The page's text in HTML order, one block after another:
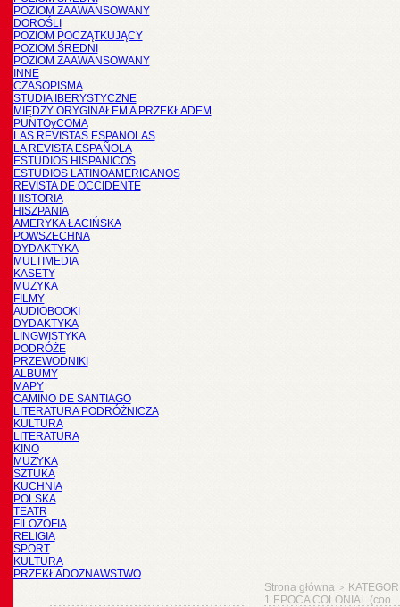
POZIOM ZAAWANSOWANY
DOROŚLI
POZIOM POCZĄTKUJĄCY
POZIOM ŚREDNI
POZIOM ZAAWANSOWANY
INNE
CZASOPISMA
STUDIA IBERYSTYCZNE
MIĘDZY ORYGINAŁEM A PRZEKŁADEM
PUNTOyCOMA
LAS REVISTAS ESPANOLAS
LA REVISTA ESPAÑOLA
ESTUDIOS HISPANICOS
ESTUDIOS LATINOAMERICANOS
REVISTA DE OCCIDENTE
HISTORIA
HISZPANIA
AMERYKA ŁACIŃSKA
POWSZECHNA
DYDAKTYKA
MULTIMEDIA
KASETY
MUZYKA
FILMY
AUDIOBOOKI
DYDAKTYKA
LINGWISTYKA
PODRÓŻE
PRZEWODNIKI
ALBUMY
MAPY
CAMINO DE SANTIAGO
LITERATURA PODRÓŻNICZA
KULTURA
LITERATURA
KINO
MUZYKA
SZTUKA
KUCHNIA
POLSKA
TEATR
FILOZOFIA
RELIGIA
SPORT
KULTURA
PRZEKŁADOZNAWSTWO
Strona główna >
1.EPOCA COLONIAL (coo